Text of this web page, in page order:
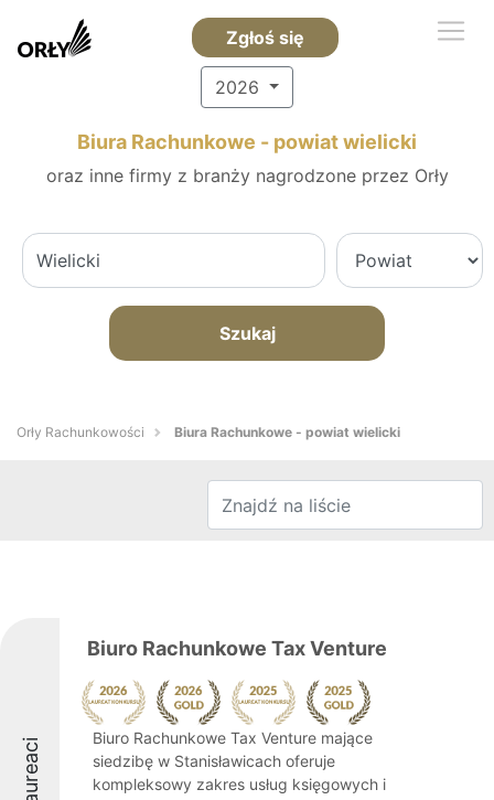
Zgłoś się
2026
Biura Rachunkowe - powiat wielicki
oraz inne firmy z branży nagrodzone przez Orły
Szukaj
Orły Rachunkowości Biura Rachunkowe - powiat wielicki
Laureaci
Biuro Rachunkowe Tax Venture
Biuro Rachunkowe Tax Venture mające
siedzibę w Stanisławicach oferuje
kompleksowy zakres usług księgowych i